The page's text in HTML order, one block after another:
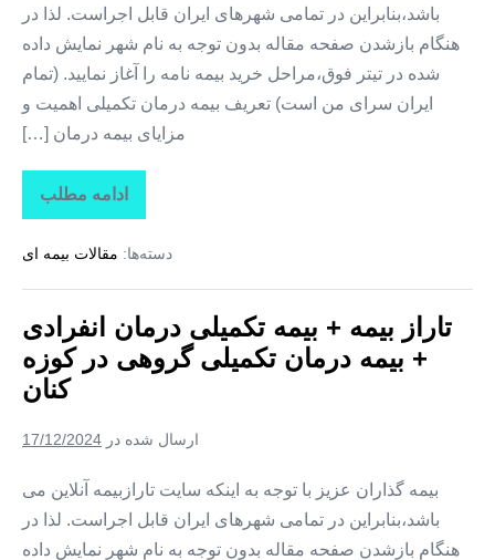
باشد،بنابراین در تمامی شهرهای ایران قابل اجراست. لذا در
هنگام بازشدن صفحه مقاله بدون توجه به نام شهر نمایش داده
شده در تیتر فوق،مراحل خرید بیمه نامه را آغاز نمایید. (تمام
ایران سرای من است) تعریف بیمه درمان تکمیلی اهمیت و
مزایای بیمه درمان […]
ادامه مطلب
تاراز
بیمه
بیمه
درمان
+
بیمه
درمان
تکمیلی
گروهی
کلوانق
دسته‌ها: مقالات بیمه ای
تاراز بیمه + بیمه تکمیلی درمان انفرادی
+ بیمه درمان تکمیلی گروهی در کوزه
کنان
ارسال شده در 17/12/2024
بیمه گذاران عزیز با توجه به اینکه سایت تارازبیمه آنلاین می
باشد،بنابراین در تمامی شهرهای ایران قابل اجراست. لذا در
هنگام بازشدن صفحه مقاله بدون توجه به نام شهر نمایش داده